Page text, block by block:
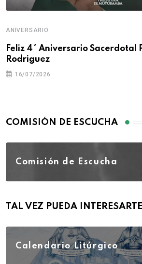
ANIVERSARIO
Feliz 4° Aniversario Sacerdotal
Rodriguez
16/07/2026
COMISIÓN DE ESCUCHA
Comisión de Escucha
TAL VEZ PUEDA INTERESARTE
Calendario Litúrgico